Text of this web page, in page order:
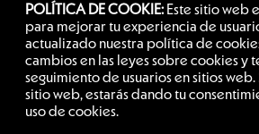
Argentina
Siguenos
POLÍTICA DE COOKIE:Este sitio web
para mejorar tu experiencia de
actualizado nuestra política de
cambios en las leyes sobre cookies y
seguimiento de usuarios en sitios web.
sitio web, estarás dando tu
uso de cookies.